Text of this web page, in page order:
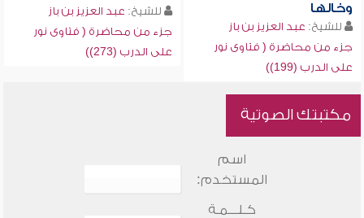
وخالها
للشيخ: عبد العزيز بن باز
جزء من محاضرة ( فتاوى نور
على الدرب (199))
للشيخ: عبد العزيز بن باز
جزء من محاضرة ( فتاوى نور
على الدرب (273))
مكتبتك الصوتية
اسم
المستخدم:
كـلـــمـة